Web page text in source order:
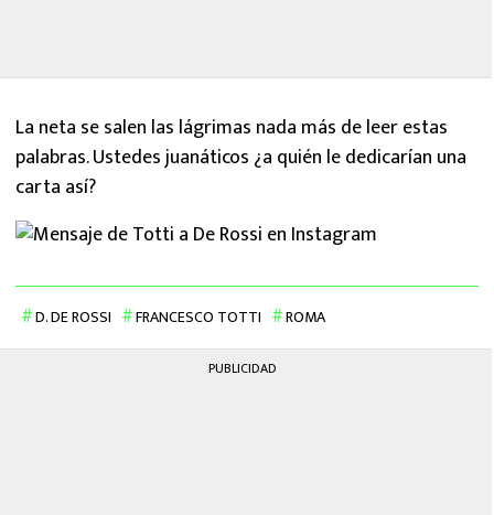
La neta se salen las lágrimas nada más de leer estas
palabras. Ustedes juanáticos ¿a quién le dedicarían una
carta así?
D. DE ROSSI FRANCESCO TOTTI ROMA
PUBLICIDAD